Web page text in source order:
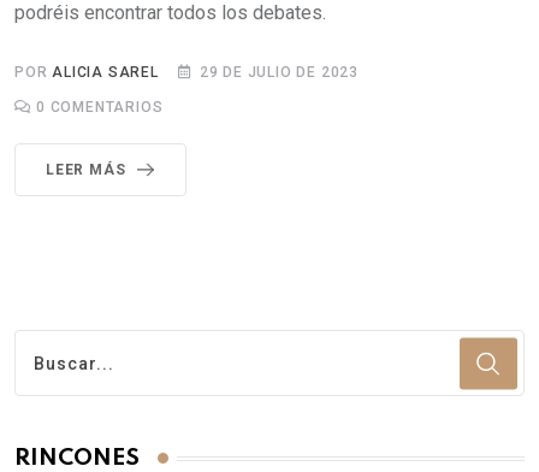
podréis encontrar todos los debates.
PORALICIA SAREL 29 DE JULIO DE 2023
0 COMENTARIOS
LEER MÁS
RINCONES